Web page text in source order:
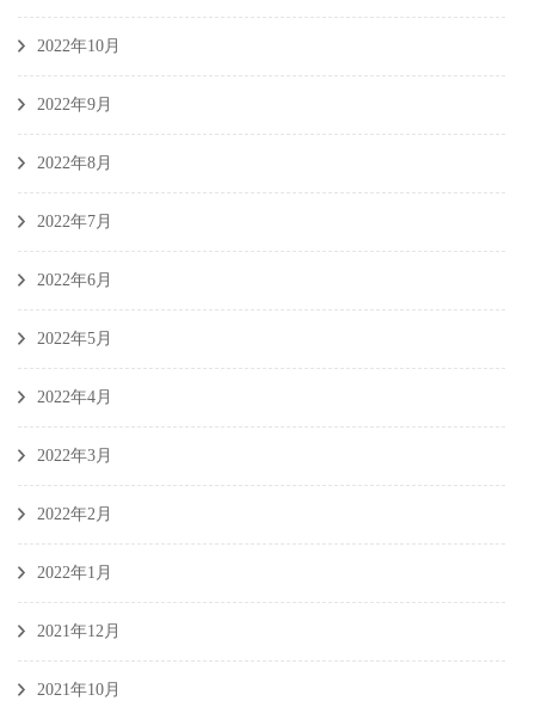
2022年10月
2022年9月
2022年8月
2022年7月
2022年6月
2022年5月
2022年4月
2022年3月
2022年2月
2022年1月
2021年12月
2021年10月